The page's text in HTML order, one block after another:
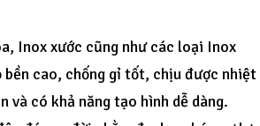
Inox xước cũng như các loại Inox
cao, chống gỉ tốt, chịu được nhiệt
và có khả năng tạo hình dễ dàng.